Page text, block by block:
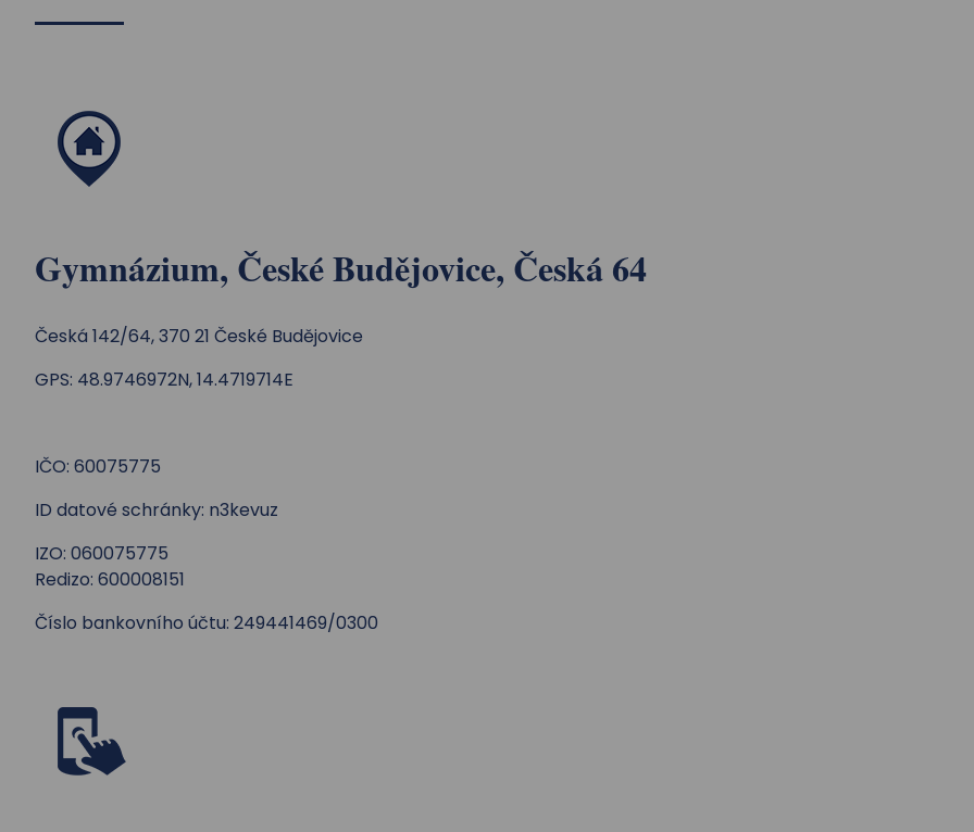
Gymnázium, České Budějovice, Česká 64
Česká 142/64, 370 21 České Budějovice
GPS: 48.9746972N, 14.4719714E
IČO: 60075775
ID datové schránky: n3kevuz
IZO: 060075775
Redizo: 600008151
Číslo bankovního účtu: 249441469/0300